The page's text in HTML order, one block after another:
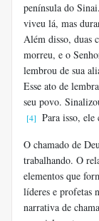
península do
viveu lá, mas
Além disso, duas
morreu, e o
lembrou de sua
Esse ato de
seu povo.
[4] Para isso, ele
O chamado de
trabalhando. O
elementos que
líderes e profetas
narrativa de